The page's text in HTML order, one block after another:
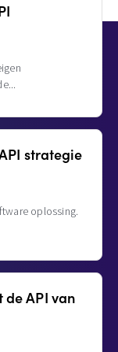
strategie
oplossing.
de API van